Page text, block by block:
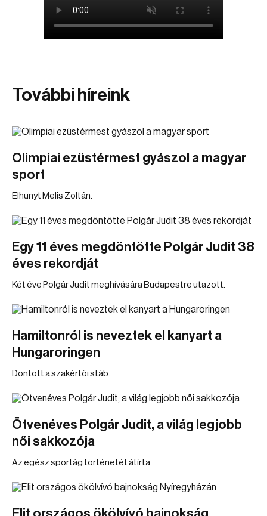
További híreink
Olimpiai ezüstérmest gyászol a magyar
sport
Elhunyt Melis Zoltán.
Egy 11 éves megdöntötte Polgár Judit 38
éves rekordját
Két éve Polgár Judit meghívására Budapestre utazott.
Hamiltonról is neveztek el kanyart a
Hungaroringen
Döntött a szakértői stáb.
Ötvenéves Polgár Judit, a világ legjobb
női sakkozója
Az egész sportág történetét átírta.